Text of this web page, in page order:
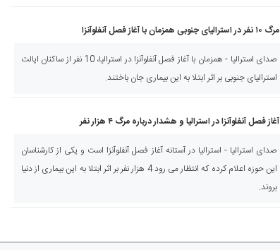
مرگ ۱۰ نفر در استرالیای جنوبی همزمان با آغاز فصل آنفلوآنزا
صدای استرالیا - همزمان با آغاز فصل آنفلوآنزا در استرالیا، 10 نفر از ساکنان ایالت
استرالیای جنوبی بر اثر ابتلا به این بیماری جان باختند.
آغاز فصل آنفلوآنزا در استرالیا و هشدار درباره مرگ ۴ هزار نفر
صدای استرالیا - استرالیا در آستانه آغاز فصل آنفلوآنزا است و یکی از کارشناسان
این حوزه اعلام کرده که انتظار می رود 4 هزار نفر بر اثر ابتلا به این بیماری از دنیا
بروند.